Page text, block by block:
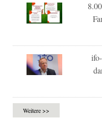
Weitere >>